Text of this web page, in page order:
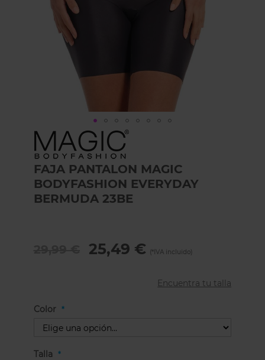
FAJA PANTALON MAGIC
BODYFASHION EVERYDAY
BERMUDA 23BE
25,49 €
Encuentra tu talla
Color
Talla
beginning
images